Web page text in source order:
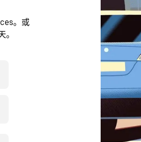
。或